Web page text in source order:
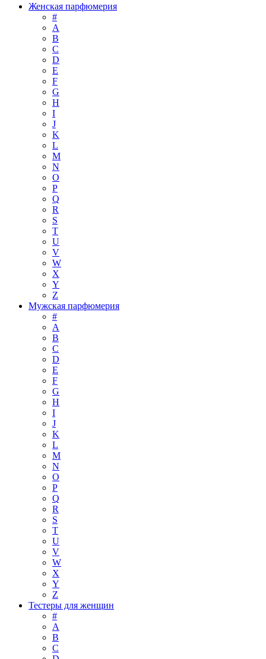
Женская парфюмерия
#
А
B
C
D
E
F
G
H
I
J
K
L
M
N
O
P
Q
R
S
T
U
V
W
X
Y
Z
Мужская парфюмерия
#
A
B
C
D
E
F
G
H
I
J
K
L
M
N
O
P
Q
R
S
T
U
V
W
X
Y
Z
Тестеры для женщин
#
A
B
C